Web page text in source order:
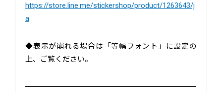
https://store.line.me/stickershop/product/1263643/j
a
◆表示が崩れる場合は「等幅フォント」に設定の
上、ご覧ください。
━━━━━━━━━━━━━━━━━━━━━━━